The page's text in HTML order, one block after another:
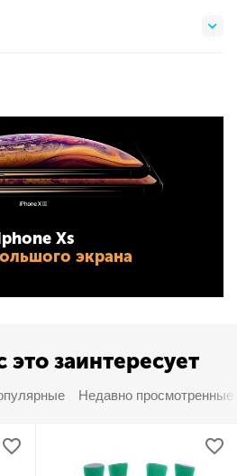
Xs
экрана
заинтересует
Недавно просмотренные